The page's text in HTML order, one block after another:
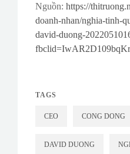
Nguồn: https://
doanh-nhan/nghia-tinh-
david-duong-
TAGS
CEO CONG DONG
DAVID DUONG